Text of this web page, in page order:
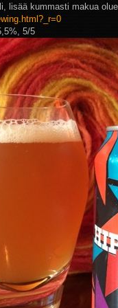
lisää kummasti makua
5/5